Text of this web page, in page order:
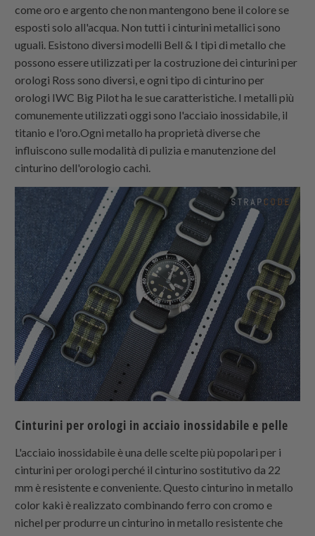
come oro e argento che non mantengono bene il colore se
esposti solo all'acqua. Non tutti i cinturini metallici sono
uguali. Esistono diversi modelli Bell & I tipi di metallo che
possono essere utilizzati per la costruzione dei cinturini per
orologi Ross sono diversi, e ogni tipo di cinturino per
orologi IWC Big Pilot ha le sue caratteristiche. I metalli più
comunemente utilizzati oggi sono l'acciaio inossidabile, il
titanio e l'oro.Ogni metallo ha proprietà diverse che
influiscono sulle modalità di pulizia e manutenzione del
cinturino dell'orologio cachi.
Cinturini per orologi in acciaio inossidabile e pelle
L'acciaio inossidabile è una delle scelte più popolari per i
cinturini per orologi perché il cinturino sostitutivo da 22
mm è resistente e conveniente. Questo cinturino in metallo
color kaki è realizzato combinando ferro con cromo e
nichel per produrre un cinturino in metallo resistente che